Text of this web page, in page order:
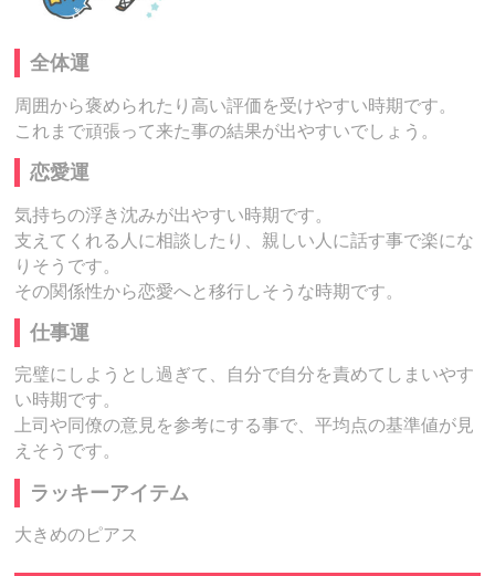
全体運
周囲から褒められたり高い評価を受けやすい時期です。
これまで頑張って来た事の結果が出やすいでしょう。
恋愛運
気持ちの浮き沈みが出やすい時期です。
支えてくれる人に相談したり、親しい人に話す事で楽にな
りそうです。
その関係性から恋愛へと移行しそうな時期です。
仕事運
完璧にしようとし過ぎて、自分で自分を責めてしまいやす
い時期です。
上司や同僚の意見を参考にする事で、平均点の基準値が見
えそうです。
ラッキーアイテム
大きめのピアス